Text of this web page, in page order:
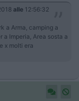
alle 12:56:32
a Arma, camping a
a Imperia, Area sosta a
x molti era